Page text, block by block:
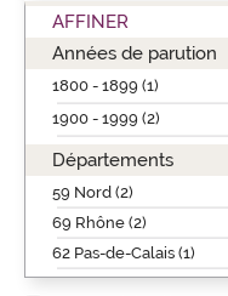
AFFINER
Années de parution
1800 - 1899 (1)
1900 - 1999 (2)
Départements
59 Nord (2)
69 Rhône (2)
62 Pas-de-Calais (1)